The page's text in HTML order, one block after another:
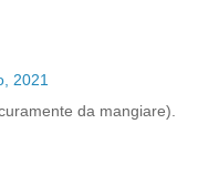
2021
da mangiare).